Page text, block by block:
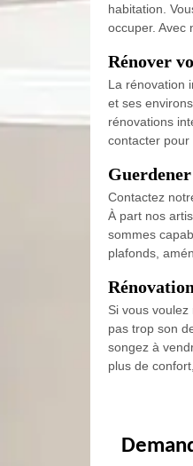
habitation.
occuper. Avec
Rénover
La rénovation
et ses
rénovations
contacter pour
Contactez
À part nos
sommes
plafonds,
Si vous voulez
pas trop son
songez à
plus de